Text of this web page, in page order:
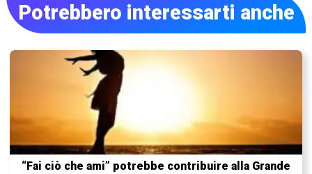
Potrebbero interessarti anche
“Fai ciò che ami” potrebbe contribuire alla Grande